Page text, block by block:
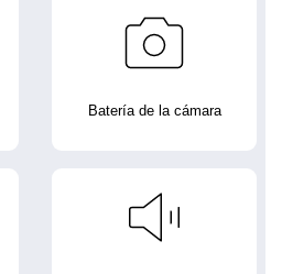
Batería de la cámara